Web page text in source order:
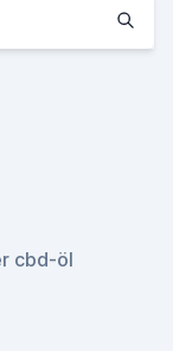
cbd-öl